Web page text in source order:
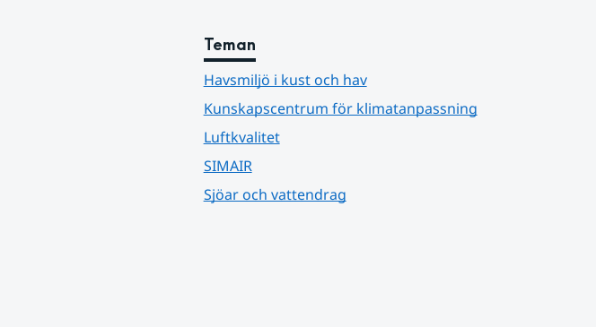
Teman
Havsmiljö i kust och hav
Kunskapscentrum för klimatanpassning
Luftkvalitet
SIMAIR
Sjöar och vattendrag